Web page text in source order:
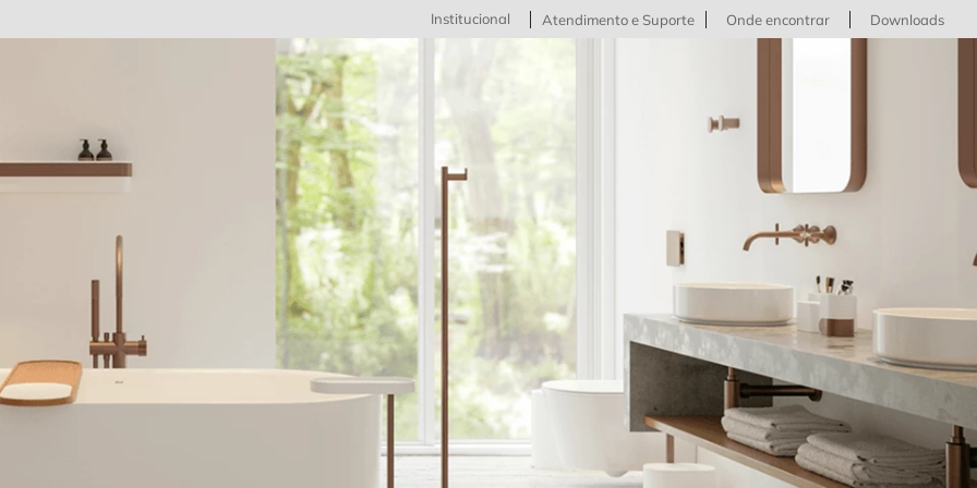
Institucional Atendimento e Suporte Onde encontrar Downloads